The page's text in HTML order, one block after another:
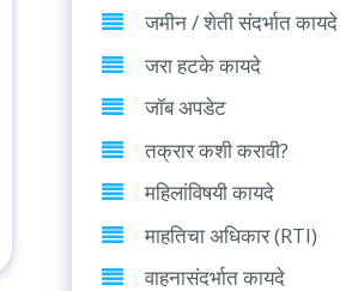
जमीन / शेती संदर्भात कायदे
जरा हटके कायदे
जॉब अपडेट
तक्रार कशी करावी?
महिलांविषयी कायदे
माहतिचा अधिकार (RTI)
वाहनासंदर्भात कायदे